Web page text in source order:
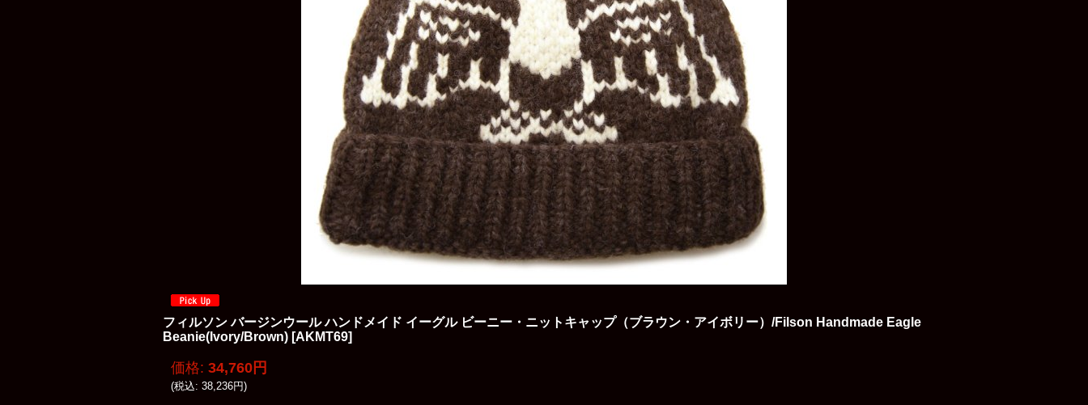
フィルソン バージンウール ハンドメイド イーグル ビーニー・ニットキャップ（ブラウン・アイボリー）/Filson Handmade Eagle
Beanie(Ivory/Brown) [AKMT69]
価格: 34,760円
(税込: 38,236円)